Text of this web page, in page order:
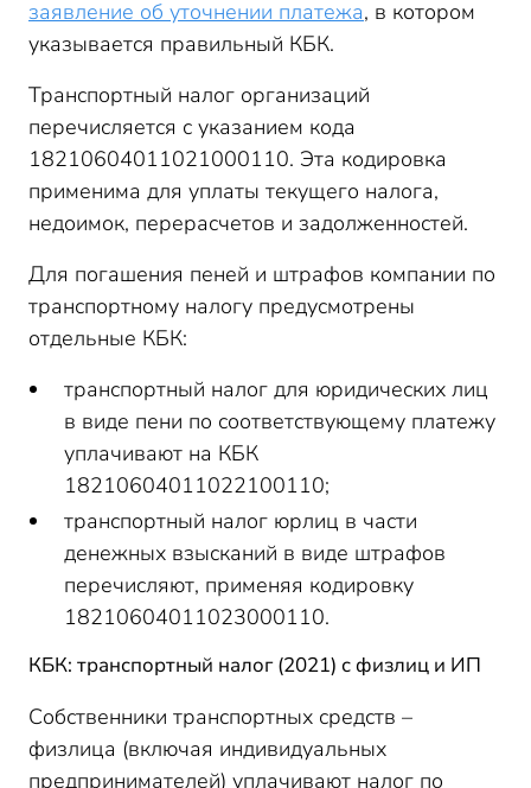
заявление об уточнении платежа, в котором
указывается правильный КБК.
Транспортный налог организаций
перечисляется с указанием кода
18210604011021000110. Эта кодировка
применима для уплаты текущего налога,
недоимок, перерасчетов и задолженностей.
Для погашения пеней и штрафов компании по
транспортному налогу предусмотрены
отдельные КБК:
транспортный налог для юридических лиц
в виде пени по соответствующему платежу
уплачивают на КБК
18210604011022100110;
транспортный налог юрлиц в части
денежных взысканий в виде штрафов
перечисляют, применяя кодировку
18210604011023000110.
КБК: транспортный налог (2021) с физлиц и ИП
Собственники транспортных средств –
физлица (включая индивидуальных
предпринимателей) уплачивают налог по